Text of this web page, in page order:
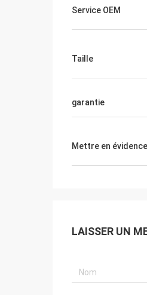
Service OEM
Taille
garantie
Mettre en évidence
LAISSER UN